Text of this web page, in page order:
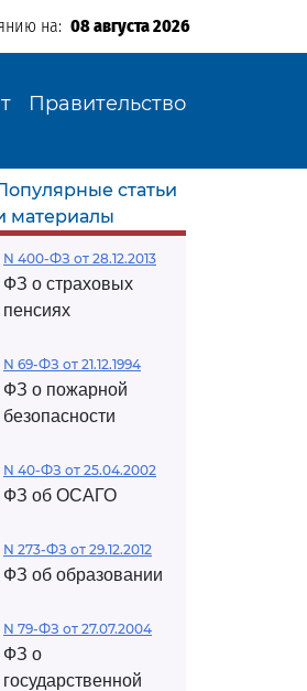
на: 08 августа 2026
Правительство
статьи
материалы
N 400-ФЗ от 28.12.2013
ФЗ о страховых
пенсиях
N 69-ФЗ от 21.12.1994
ФЗ о пожарной
безопасности
N 40-ФЗ от 25.04.2002
ФЗ об ОСАГО
N 273-ФЗ от 29.12.2012
ФЗ об образовании
N 79-ФЗ от 27.07.2004
ФЗ о
государственной